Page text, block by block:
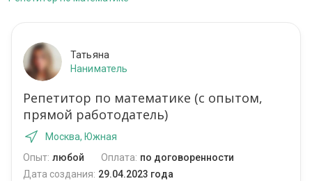
Татьяна
Наниматель
Репетитор по математике (с опытом,
прямой работодатель)
Москва, Южная
Опыт: любой Оплата: по договоренности
Дата создания: 29.04.2023 года